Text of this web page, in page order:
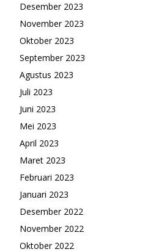
Desember 2023
November 2023
Oktober 2023
September 2023
Agustus 2023
Juli 2023
Juni 2023
Mei 2023
April 2023
Maret 2023
Februari 2023
Januari 2023
Desember 2022
November 2022
Oktober 2022